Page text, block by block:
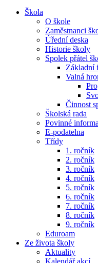
Škola
O škole
Zaměstnanci
Úřední deska
Historie školy
Spolek přátel
Základní
Valná
Činnost
Školská rada
Povinné
E-podatelna
Třídy
1. ročník
2. ročník
3. ročník
4. ročník
5. ročník
6. ročník
7. ročník
8. ročník
9. ročník
Eduroam
Ze života školy
Aktuality
Kalendář akcí